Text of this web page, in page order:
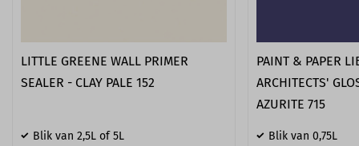
LITTLE GREENE WALL PRIMER
SEALER - CLAY PALE 152
Blik van 2,5L of 5L
PAINT & PAPER
ARCHITECTS'
AZURITE 715
Blik van 0,75L